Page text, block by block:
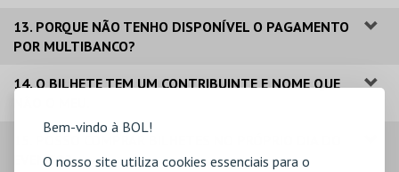
Bem-vindo à BOL!
O nosso site utiliza cookies essenciais para o
13. PORQUE NÃO TENHO DISPONÍVEL O PAGAMENTO
POR MULTIBANCO?
14. O BILHETE TEM UM CONTRIBUINTE E NOME QUE
EVENTO?